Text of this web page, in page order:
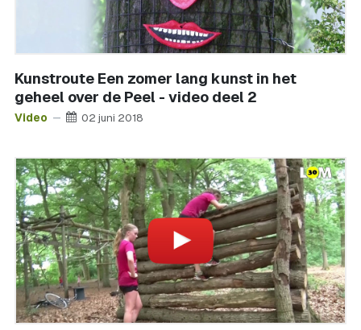
Kunstroute Een zomer lang kunst in het
geheel over de Peel - video deel 2
Video 02 juni 2018